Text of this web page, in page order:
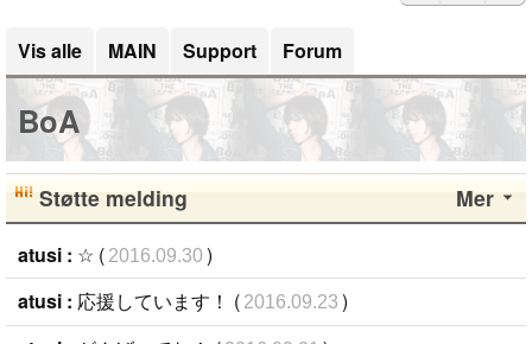
Vis alle MAIN Support Forum
BoA
Mer
Støtte melding
atusi : ☆ ( 2016.09.30 )
atusi : 応援しています！ ( 2016.09.23 )